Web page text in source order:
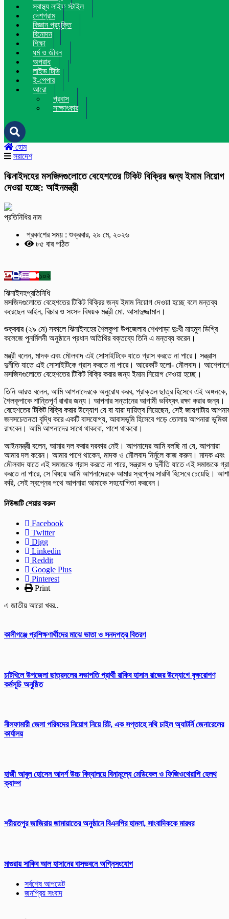
স্বাস্থ্য লাইফ স্টাইল
দেশগ্রাম
বিজ্ঞান প্রযুক্তি
বিনোদন
শিক্ষা
ধর্ম ও জীবন
অপরাধ
লাইভ টিভি
ই-পেপার
আরো
প্রবাস
সাক্ষাৎকার
হোম
সরাদেশ
ঝিনাইদহের মসজিদগুলোতে বেহেশতের টিকিট বিক্রির জন্য ইমাম নিয়োগ
দেওয়া হচ্ছে: আইনমন্ত্রী
প্রতিনিধির নাম
প্রকাশের সময় : শুক্রবার, ২৯ মে, ২০২৬
৮৫ বার পঠিত
১০২
ঝিনাইদহপ্রতিনিধি
মসজিদগুলোতে বেহেশতের টিকিট বিক্রির জন্য ইমাম নিয়োগ দেওয়া হচ্ছে বলে মন্তব্য
করেছেন আইন, বিচার ও সংসদ বিষয়ক মন্ত্রী মো. আসাদুজ্জামান।
শুক্রবার (২৯ মে) সকালে ঝিনাইদহের শৈলকুপা উপজেলার শেখপাড়া দুঃখী মাহমুদ ডিগ্রি
কলেজে পুনর্মিলনী অনুষ্ঠানে প্রধান অতিথির বক্তব্যে তিনি এ মন্তব্য করেন।
মন্ত্রী বলেন, মাদক এবং মৌলবাদ এই সোসাইটিকে যাতে গ্রাস করতে না পারে। সন্ত্রাস
দুর্নীতি যাতে এই সোসাইটিকে গ্রাস করতে না পারে। আরেকটি হলো- মৌলবাদ।
মসজিদগুলোতে বেহেশতের টিকিট বিক্রি করার জন্য ইমাম নিয়োগ দেওয়া হচ্ছে।
তিনি আরও বলেন, আমি আপনাদেরকে অনুরোধ করব, প্রাক্তন ছাত্র হিসেবে এই অঙ্গনকে,
শৈলকূপাকে শান্তিপূর্ণ রাখার জন্য। আপনার সন্তানের আগামী ভবিষ্যৎ রক্ষা করার জন্য।
বেহেশতের টিকিট বিক্রি করার উদ্যোগ যে বা যারা দায়িত্ব নিয়েছেন, সেই জায়গাটায়
জনসচেতনতা বৃদ্ধি করে একটি বাসযোগ্য, আবাসভূমি হিসেবে গড়ে তোলায় আপনারা ভূমিকা
রাখবেন। আমি আপনাদের সাথে থাকবো, পাশে থাকবো।
আইনমন্ত্রী বলেন, আমার দল করার দরকার নেই। আপনাদের আমি বলছি না যে, আপনারা
আমার দল করেন। আমার পাশে থাকেন, মাদক ও মৌলবাদ নির্মূলে কাজ করুন। মাদক এবং
মৌলবাদ যাতে এই সমাজকে গ্রাস করতে না পারে, সন্ত্রাস ও দুর্নীতি যাতে এই সমাজকে
করতে না পারে, সে বিষয়ে আমি আপনাদেরকে আমার স্বপ্নের সারথি হিসেবে চেয়েছি। আশা
করি, সেই স্বপ্নের পথে আপনারা আমাকে সহযোগিতা করবেন।
নিউজটি শেয়ার করুন
Facebook
Twitter
Digg
Linkedin
Reddit
Google Plus
Pinterest
Print
এ জাতীয় আরো খবর..
কালীগঞ্জে প্রশিক্ষণার্থীদের মাঝে ভাতা ও সনদপত্র বিতরণ
চাটখিলে উপজেলা ছাত্রদলের সভাপতি প্রার্থী রাকিব হাসান রাজের উদ্যোগে বৃক্ষরোপণ
কর্মসূচি অনুষ্ঠিত
নীলফামারী জেলা পরিষদের নিয়োগ নিয়ে রিট, এক সপ্তাহে নথি চাইল অ্যাটর্নি জেনারেলের
কার্যালয়
হাজী আবুল হোসেন আদর্শ উচ্চ বিদ্যালয়ে বিনামূল্যে মেডিকেল ও ফিজিওথেরাপি হেলথ
ক্যাম্প
শরীয়তপুর জাজিরায় জামায়াতের অনুষ্ঠানে বিএনপির হামলা, সাংবাদিককে মারধর
মাগুরায় সাকিব আল হাসানের বাসভবনে অগ্নিসংযোগ
সর্বশেষ আপডেট
জনপ্রিয় সংবাদ